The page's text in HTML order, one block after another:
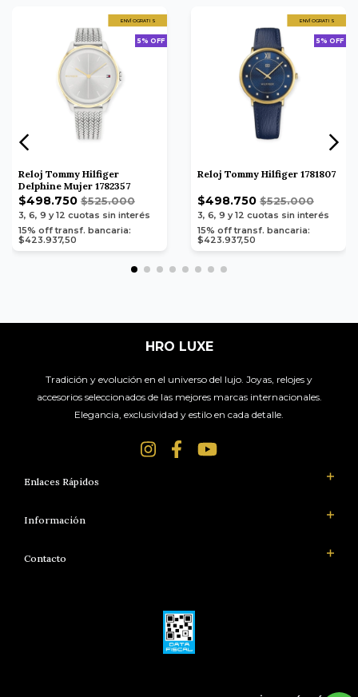
ENVÍO GRATIS
5% OFF
Reloj Tommy Hilfiger
Delphine Mujer 1782357
$498.750 $525.000
3, 6, 9 y 12 cuotas sin interés
15% off transf. bancaria:
$423.937,50
ENVÍO GRATIS
5% OFF
Reloj Tommy Hilfiger 1781807
$498.750 $525.000
3, 6, 9 y 12 cuotas sin interés
15% off transf. bancaria:
$423.937,50
HRO LUXE
Tradición y evolución en el universo del lujo. Joyas, relojes y
accesorios seleccionados de las mejores marcas internacionales.
Elegancia, exclusividad y estilo en cada detalle.
Enlaces Rápidos
Información
Contacto